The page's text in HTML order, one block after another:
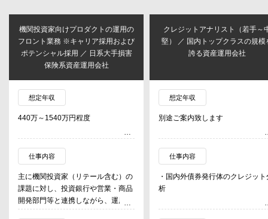
機関投資家向けプロダクトの運用の
フロント業務 ※キャリア採用および
ポテンシャル採用 ／ 日系大手損害
保険系資産運用会社
想定年収
440万～1540万円程度
仕事内容
主に機関投資家（リテール含む）の
課題に対し、投資銀⾏や営業・商品
開発部門等と連携しながら、運用商
品（債券、先物、ETF、QIS 戦略
クレジットアナリスト（若手～
堅） ／ 国内トップクラスの規模
誇る資産運用会社
想定年収
別途ご案内致します
仕事内容
・国内外債券発行体のクレジット
析